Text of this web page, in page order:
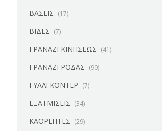
ΒΑΣΕΙΣ (17)
ΒΙΔΕΣ (7)
ΓΡΑΝΑΖΙ ΚΙΝΗΣΕΩΣ (41)
ΓΡΑΝΑΖΙ ΡΟΔΑΣ (90)
ΓΥΑΛΙ ΚΟΝΤΕΡ (7)
ΕΞΑΤΜΙΣΕΙΣ (34)
ΚΑΘΡΕΠΤΕΣ (29)